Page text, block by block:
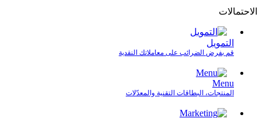
الاحتمالات
التمويل
قم بفرض الضرائب على معاملاتك النقدية
Menu
المنتجات، البطاقات التقنية والمعدّلات